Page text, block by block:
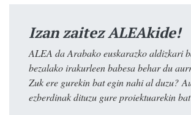
Izan zaitez ALEAkide!
ALEA da Arabako euskarazko aldizkari
bezalako irakurleen babesa behar du
Zuk ere gurekin bat egin nahi al duzu?
ezberdinak dituzu gure proiektuarekin